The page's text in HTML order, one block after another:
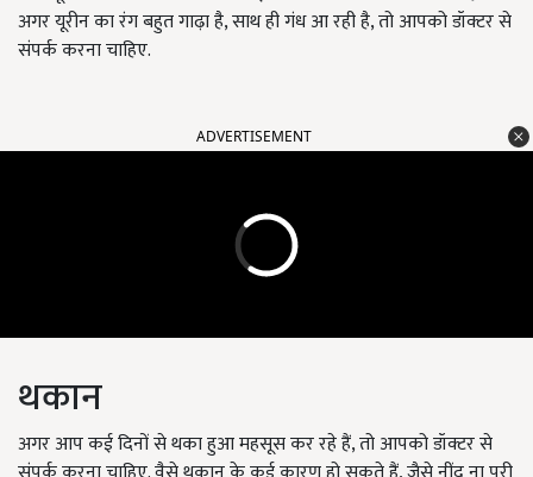
अगर यूरीन का रंग बहुत गाढ़ा है, साथ ही गंध आ रही है, तो आपको डॉक्टर से
संपर्क करना चाहिए.
ADVERTISEMENT
थकान
अगर आप कई दिनों से थका हुआ महसूस कर रहे हैं, तो आपको डॉक्टर से